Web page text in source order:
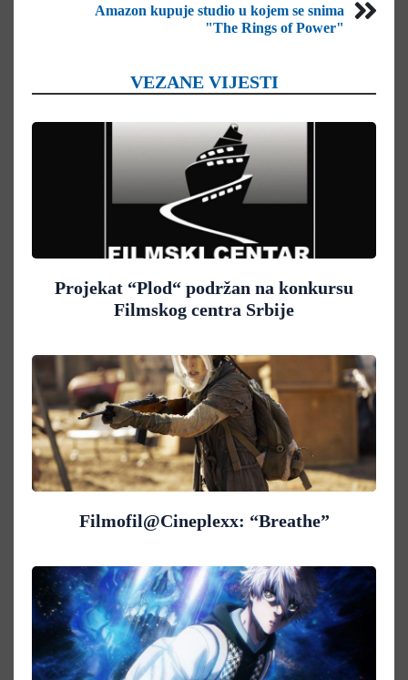
Amazon kupuje studio u kojem se snima
"The Rings of Power"
VEZANE VIJESTI
Projekat “Plod“ podržan na konkursu
Filmskog centra Srbije
Filmofil@Cineplexx: “Breathe”